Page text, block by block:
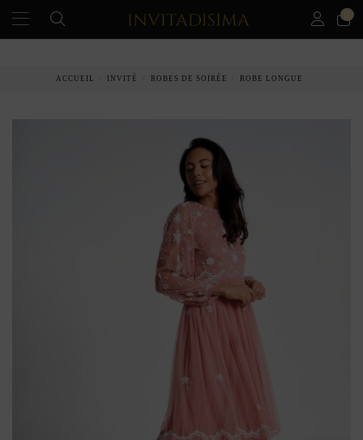
ACCUEIL INVITÉ ROBES DE SOIRÉE ROBE LONGUE